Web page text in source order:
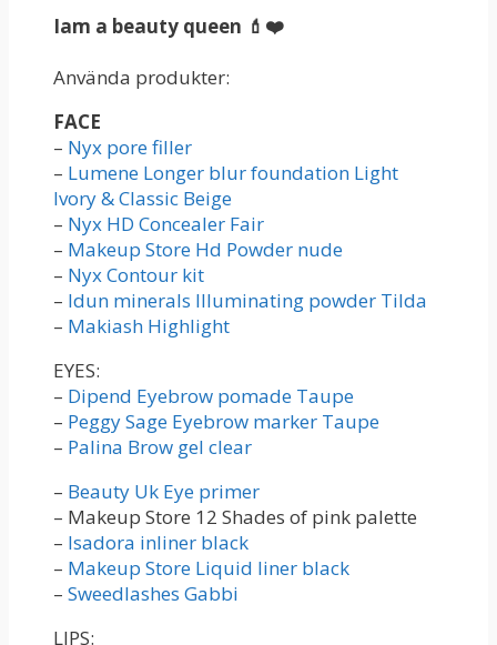
Iam a beauty queen 💄❤️
Använda produkter:
FACE
– Nyx pore filler
– Lumene Longer blur foundation Light
Ivory & Classic Beige
– Nyx HD Concealer Fair
– Makeup Store Hd Powder nude
– Nyx Contour kit
– Idun minerals Illuminating powder Tilda
– Makiash Highlight
EYES:
– Dipend Eyebrow pomade Taupe
– Peggy Sage Eyebrow marker Taupe
– Palina Brow gel clear
– Beauty Uk Eye primer
– Makeup Store 12 Shades of pink palette
– Isadora inliner black
– Makeup Store Liquid liner black
– Sweedlashes Gabbi
LIPS: